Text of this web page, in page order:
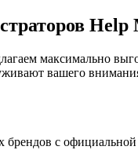
Help
максимально
вашего
брендов с официальной